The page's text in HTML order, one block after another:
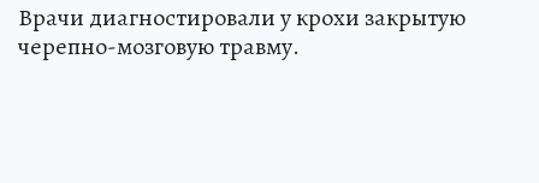
Врачи диагностировали у крохи закрытую
черепно-мозговую травму.